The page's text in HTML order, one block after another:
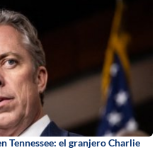
Tennessee: el granjero Charlie